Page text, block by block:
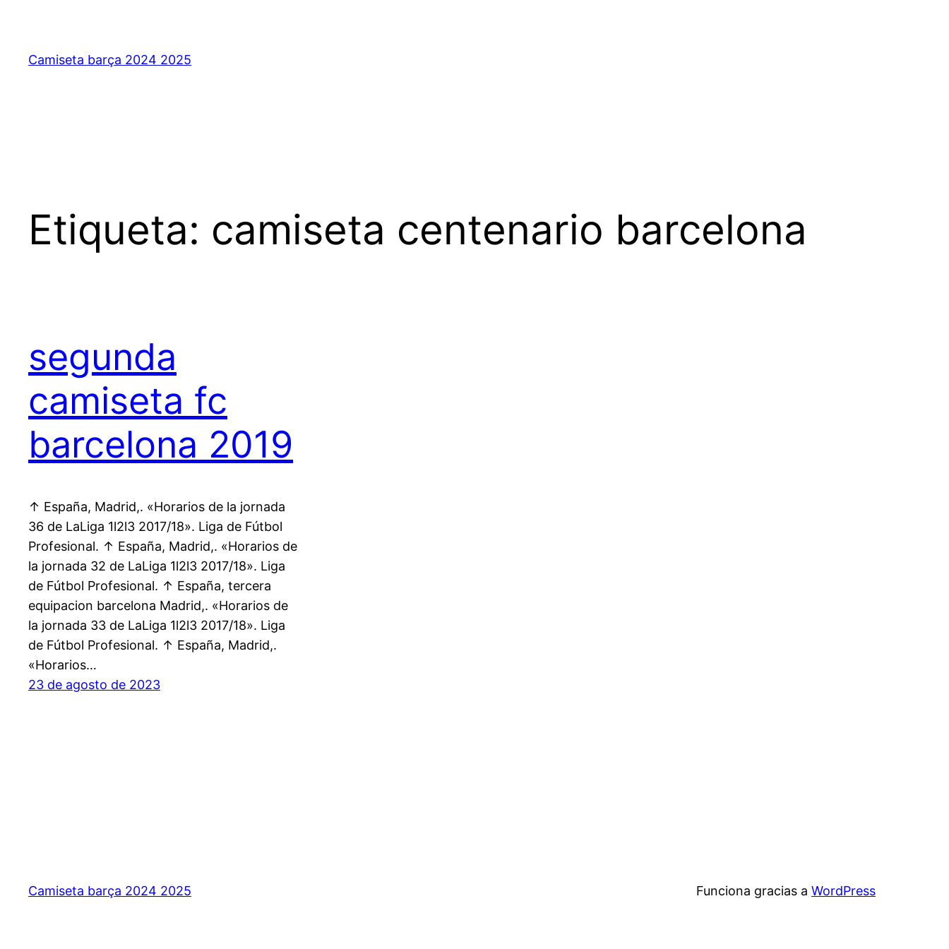
contenido
Camiseta barça 2024 2025
Etiqueta: camiseta centenario barcelona
segunda
camiseta fc
barcelona 2019
↑ España, Madrid,. «Horarios de la jornada
36 de LaLiga 1l2l3 2017/18». Liga de Fútbol
Profesional. ↑ España, Madrid,. «Horarios de
la jornada 32 de LaLiga 1l2l3 2017/18». Liga
de Fútbol Profesional. ↑ España, tercera
equipacion barcelona Madrid,. «Horarios de
la jornada 33 de LaLiga 1l2l3 2017/18». Liga
de Fútbol Profesional. ↑ España, Madrid,.
«Horarios…
23 de agosto de 2023
Camiseta barça 2024 2025 Funciona gracias a WordPress